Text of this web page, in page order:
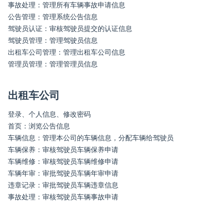
事故处理：管理所有车辆事故申请信息
公告管理：管理系统公告信息
驾驶员认证：审核驾驶员提交的认证信息
驾驶员管理：管理驾驶员信息
出租车公司管理：管理出租车公司信息
管理员管理：管理管理员信息
出租车公司
登录、个人信息、修改密码
首页：浏览公告信息
车辆信息：管理本公司的车辆信息，分配车辆给驾驶员
车辆保养：审核驾驶员车辆保养申请
车辆维修：审核驾驶员车辆维修申请
车辆年审：审批驾驶员车辆年审申请
违章记录：审批驾驶员车辆违章信息
事故处理：审核驾驶员车辆事故申请